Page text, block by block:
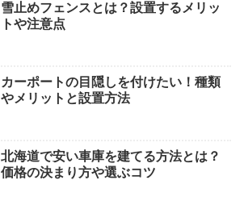
雪止めフェンスとは？設置するメリッ
トや注意点
カーポートの目隠しを付けたい！種類
やメリットと設置方法
北海道で安い車庫を建てる方法とは？
価格の決まり方や選ぶコツ